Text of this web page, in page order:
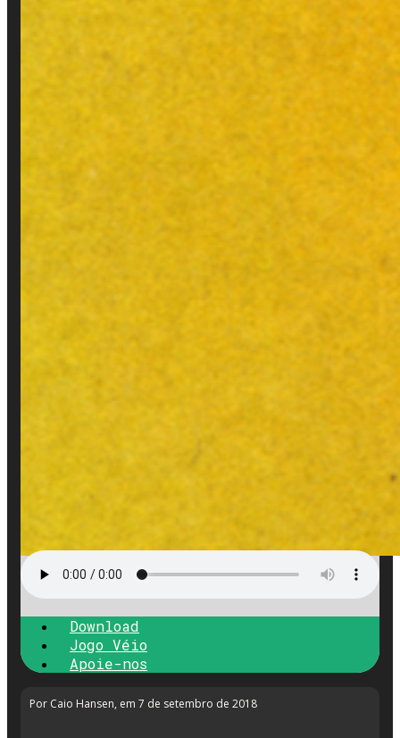
Download
Jogo Véio
Apoie-nos
Por Caio Hansen, em 7 de setembro de 2018